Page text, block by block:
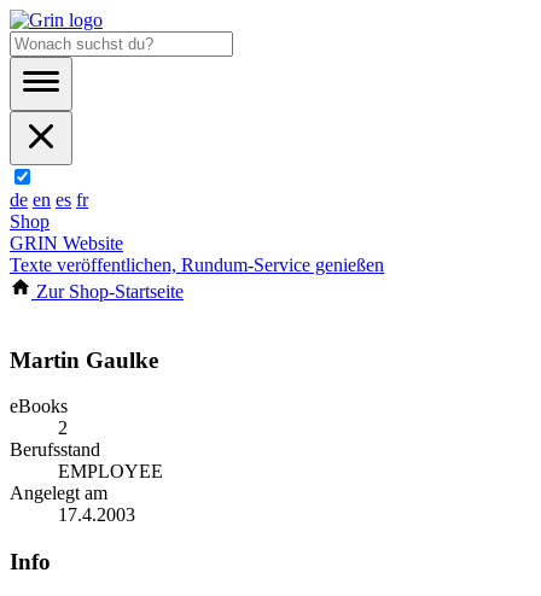
de en es fr
Shop
GRIN Website
Texte veröffentlichen, Rundum-Service genießen
Zur Shop-Startseite
Martin Gaulke
eBooks
2
Berufsstand
EMPLOYEE
Angelegt am
17.4.2003
Info